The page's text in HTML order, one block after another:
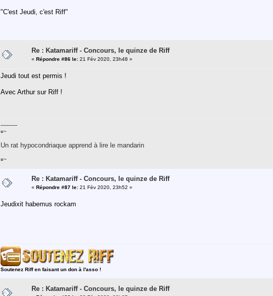
"C'est Jeudi, c'est Riff"
Re : Katamariff - Concours, le quinze de Riff
« Répondre #86 le: 21 Fév 2020, 23h48 »
Jeudi tout est permis !
Avec Arthur sur Riff !
-----------
¤~
Un rat hypocondriaque apprend à lire le mandarin
¤~
Re : Katamariff - Concours, le quinze de Riff
« Répondre #87 le: 21 Fév 2020, 23h52 »
Jeudixit habemus rockam
Soutenez Riff en faisant un don à l'asso !
Re : Katamariff - Concours, le quinze de Riff